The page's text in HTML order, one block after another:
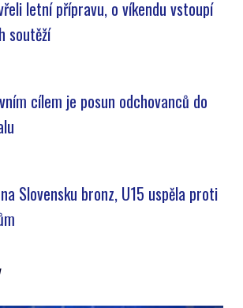
letní přípravu, o víkendu vstoupí
soutěží
cílem je posun odchovanců do
Slovensku bronz, U15 uspěla proti